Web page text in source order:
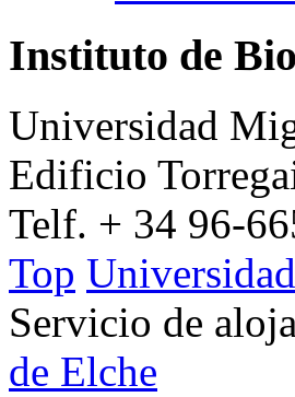
Instituto de
Universidad
Edificio
Telf. + 34 96-
Top
Servicio de
de Elche